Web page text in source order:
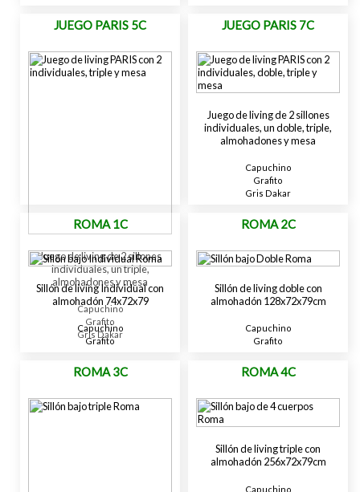
JUEGO PARIS 5C
Juego de living de 2 sillones
individuales, un triple,
almohadones y mesa
Capuchino
Grafito
Gris Dakar
JUEGO PARIS 7C
Juego de living de 2 sillones
individuales, un doble, triple,
almohadones y mesa
Capuchino
Grafito
Gris Dakar
ROMA 1C
Sillón de living Individual con
almohadón 74x72x79
Capuchino
Grafito
ROMA 2C
Sillón de living doble con
almohadón 128x72x79cm
Capuchino
Grafito
ROMA 3C ROMA 4C
Sillón de living triple con
almohadón 256x72x79cm
Capuchino